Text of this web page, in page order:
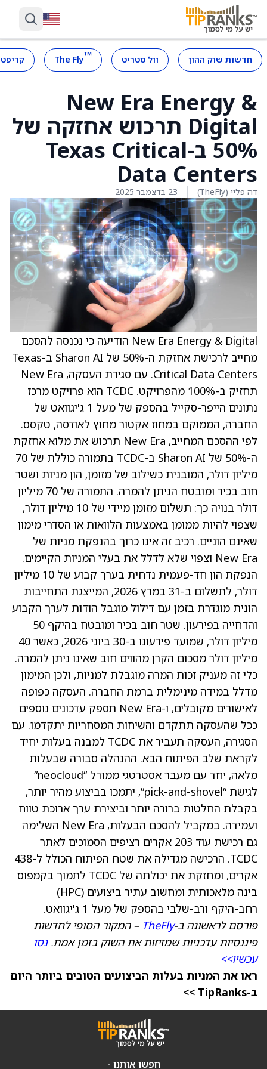
חדשות שוק ההון וול סטריט ™
The Fly
New Era Energy &
Digital תרכוש אחזקה של
50% ב-Texas Critical
Data Centers
דה פליי (TheFly) 23 בדצמבר 2025
New Era Energy & Digital הודיעה כי נכנסה להסכם
מחייב לרכישת אחזקת ה-50% של Sharon AI ב-Texas
Critical Data Centers. עם סגירת העסקה, New Era
תחזיק ב-100% מהפרויקט. TCDC הוא פרויקט מרכז
נתונים הייפר-סקייל בהספק של מעל 1 ג'יגוואט של
החברה, הממוקם במחוז אקטור מחוץ לאודסה, טקסס.
לפי ההסכם המחייב, New Era תרכוש את מלוא אחזקת
ה-50% של Sharon AI ב-TCDC בתמורה כוללת של 70
מיליון דולר, המובנית כשילוב של מזומן, הון מניות ושטר
חוב בכיר ומובטח הניתן להמרה. התמורה של 70 מיליון
דולר בנויה כך: תשלום מזומן מיידי של 10 מיליון דולר,
שצפוי להיות ממומן באמצעות הלוואות או הסדרי מימון
שאינם הוניים. רכיב זה אינו כרוך בהנפקת מניות של
New Era וצפוי שלא לדלל את בעלי המניות הקיימים.
הנפקת הון חד-פעמית נדחית בערך קבוע של 10 מיליון
דולר, לתשלום ב-31 במרץ 2026, המייצגת התחייבות
הונית מוגדרת בזמן עם דילול מוגבל הודות לערך הקבוע
והדחייה בפירעון. שטר חוב בכיר ומובטח בהיקף 50
מיליון דולר, שמועד פירעונו ב-30 ביוני 2026, כאשר 40
מיליון דולר מסכום הקרן מהווים חוב שאינו ניתן להמרה.
כלי זה מעניק זכות המרה מוגבלת למניות, ולכן המימון
מדלל במידה מינימלית ברמת החברה. העסקה כפופה
לאישורים מקובלים, ו-New Era תספק עדכונים נוספים
ככל שהעסקה תתקדם והשיחות המסחריות יתקדמו. עם
הסגירה, העסקה תעביר את TCDC למבנה בעלות יחיד
לקראת שלב הפיתוח הבא. ההנהלה סבורה שבעלות
מלאה, יחד עם מעבר אסטרטגי ממודל “neocloud”
לגישת “pick-and-shovel”, יתמכו בביצוע מהיר יותר,
בקבלת החלטות ברורה יותר וביצירת ערך ארוכת טווח
ועמידה. במקביל להסכם הבעלות, New Era השלימה
גם רכישת עוד 203 אקרים רציפים הסמוכים לאתר
TCDC. הרכישה מגדילה את שטח הפיתוח הכולל ל-438
אקרים, ומחזקת את יכולתה של TCDC לתמוך בקמפוס
בינה מלאכותית ומחשוב עתיר ביצועים (HPC)
רחב-היקף ורב-שלבי בהספק של מעל 1 ג'יגוואט.
פורסם לראשונה ב-TheFly – המקור הסופי לחדשות
פיננסיות עדכניות שמזיזות את השוק בזמן אמת.נסו
עכשיו>>
ראו את המניות בעלות הביצועים הטובים ביותר היום
ב-TipRanks >>
חפשו אותנו -